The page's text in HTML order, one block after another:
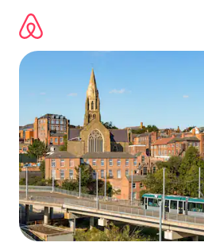
contenido